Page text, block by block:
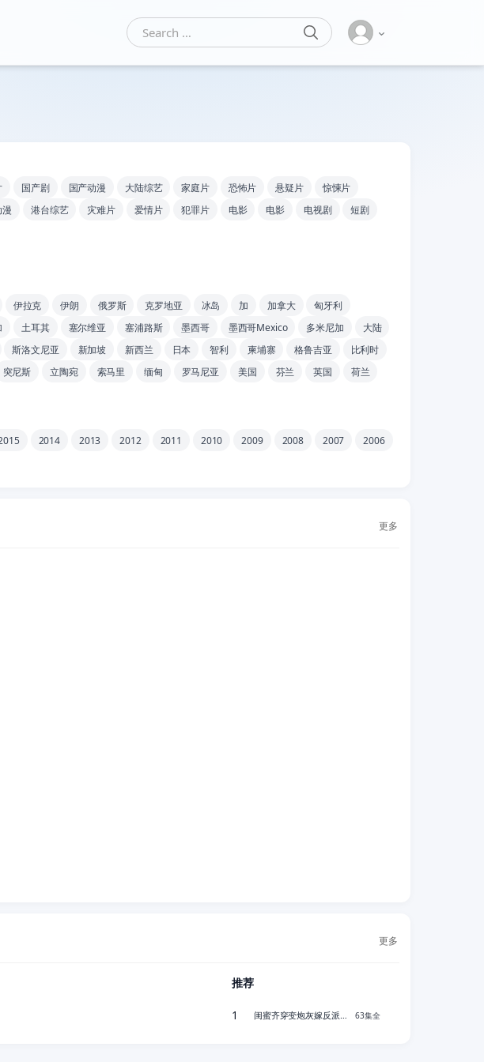
Search for:
SEARCH
国产剧 国产动漫 大陆综艺 家庭片 恐怖片 悬疑片
惊悚片
港台综艺 灾难片 爱情片 犯罪片 电影 电影 电视剧
短剧
伊拉克 伊朗 俄罗斯 克罗地亚 冰岛 加 加拿大
匈牙利
土耳其 塞尔维亚 塞浦路斯 墨西哥 墨西哥Mexico 多米尼加
大陆
斯洛文尼亚 新加坡 新西兰 日本 智利 柬埔寨 格鲁吉亚
比利时
突尼斯 立陶宛 索马里 缅甸 罗马尼亚 美国 芬兰 英国
荷兰
2014 2013 2012 2011 2010 2009 2008 2007
2006
更多
更多
推荐
1 闺蜜齐穿变炮灰嫁反派后被狂宠 63集全